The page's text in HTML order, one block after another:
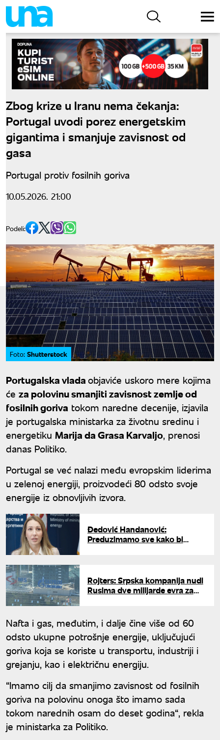
Zbog krize u Iranu nema čekanja:
Portugal uvodi porez energetskim
gigantima i smanjuje zavisnost od
gasa
Portugal protiv fosilnih goriva
10.05.2026. 21:00
Podeli:
Foto: Shutterstock
Portugalska vladaobjaviće uskoro mere kojima
će za polovinu smanjiti zavisnost zemlje od
fosilnih goriva tokom naredne decenije, izjavila
je portugalska ministarka za životnu sredinu i
energetiku Marija da Grasa Karvaljo, prenosi
danas Politiko.
Portugal se već nalazi među evropskim liderima
u zelenoj energiji, proizvodeći 80 odsto svoje
energije iz obnovljivih izvora.
Đedović Handanović:
Preduzimamo sve kako bi
Rojters: Srpska kompanija nudi
Rusima dve milijarde evra za
Nafta i gas, međutim, i dalje čine više od 60
odsto ukupne potrošnje energije, uključujući
goriva koja se koriste u transportu, industriji i
grejanju, kao i električnu energiju.
“Imamo cilj da smanjimo zavisnost od fosilnih
goriva na polovinu onoga što imamo sada
tokom narednih osam do deset godina“, rekla
je ministarka za Politiko.